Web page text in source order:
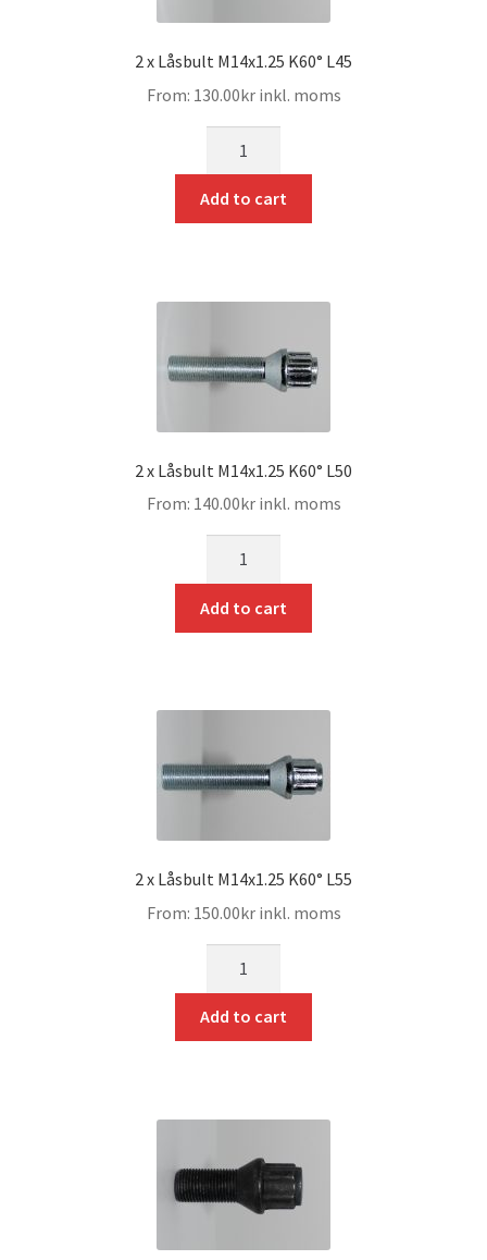
2 x Låsbult M14x1.25 K60° L45
From: 130.00krinkl. moms
Add to cart
2 x Låsbult M14x1.25 K60° L50
From: 140.00krinkl. moms
Add to cart
2 x Låsbult M14x1.25 K60° L55
From: 150.00krinkl. moms
Add to cart